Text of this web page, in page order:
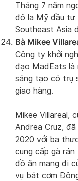
Tháng 7 năm
đô la Mỹ đầu tư
Southeast Asia
Bà Mikee
Công ty khởi
đạo MadEats là
sáng tạo có trụ
giao hàng.
Mikee Villareal,
Andrea Cruz,
2020 với ba
cung cấp gà rán
đồ ăn mang đi
vụ bát cơm